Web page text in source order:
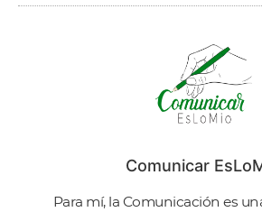
Comunicar
Para mí, la Comunicación es